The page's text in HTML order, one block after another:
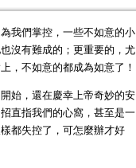
我們掌控，一些不如意的小
沒有難成的；更重要的，尤
，不如意的都成為如意了！
始，還在慶幸上帝奇妙的安
直指我們的心窩，甚至是一
都失控了，可怎麼辦才好